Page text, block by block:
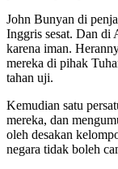
John Bunyan di
Inggris sesat. Dan di
karena iman.
mereka di pihak
tahan uji.
Kemudian satu
mereka, dan
oleh desakan
negara tidak boleh